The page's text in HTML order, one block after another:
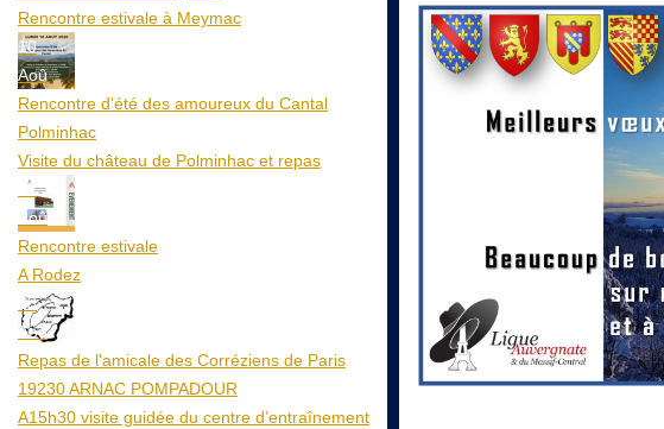
Rencontre estivale à Meymac
10
Aoû
Rencontre d'été des amoureux du Cantal
Polminhac
Visite du château de Polminhac et repas
12
Aoû
Rencontre estivale
A Rodez
23
Aoû
Repas de l'amicale des Corréziens de Paris
19230 ARNAC POMPADOUR
A15h30 visite guidée du centre d’entraînement